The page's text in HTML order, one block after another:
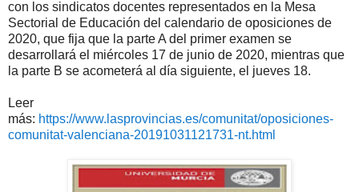
con los sindicatos docentes representados en la Mesa
Sectorial de Educación del calendario de oposiciones de
2020, que fija que la parte A del primer examen se
desarrollará el miércoles 17 de junio de 2020, mientras que
la parte B se acometerá al día siguiente, el jueves 18.
Leer
más: https://www.lasprovincias.es/comunitat/oposiciones-
comunitat-valenciana-20191031121731-nt.html